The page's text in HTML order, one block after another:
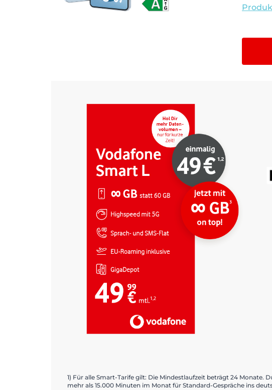
1) Für alle Smart-Tarife gilt: Die Mindestlaufzeit beträgt 24
mehr als 15.000 Minuten im Monat für Standard-Gespräche ins